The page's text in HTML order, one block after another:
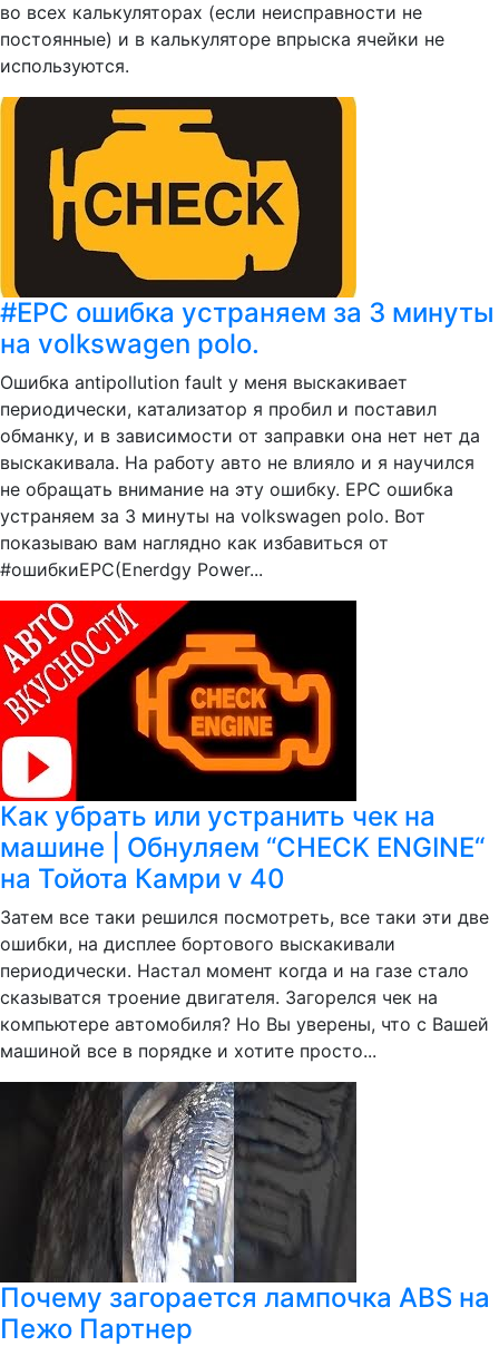
во всех калькуляторах (если неисправности не
постоянные) и в калькуляторе впрыска ячейки не
используются.
#EPC ошибка устраняем за 3 минуты
на volkswagen polo.
Ошибка antipollution fault у меня выскакивает
периодически, катализатор я пробил и поставил
обманку, и в зависимости от заправки она нет нет да
выскакивала. На работу авто не влияло и я научился
не обращать внимание на эту ошибку. EPC ошибка
устраняем за 3 минуты на volkswagen polo. Вот
показываю вам наглядно как избавиться от
#ошибкиEPC(Enerdgy Power...
Как убрать или устранить чек на
машине | Обнуляем “CHECK ENGINE“
на Тойота Камри v 40
Затем все таки решился посмотреть, все таки эти две
ошибки, на дисплее бортового выскакивали
периодически. Настал момент когда и на газе стало
сказыватся троение двигателя. Загорелся чек на
компьютере автомобиля? Но Вы уверены, что с Вашей
машиной все в порядке и хотите просто...
Почему загорается лампочка ABS на
Пежо Партнер